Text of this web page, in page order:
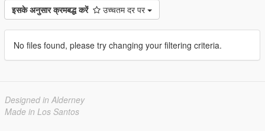
इसके अनुसार क्रमबद्ध करें उच्चतम दर पर
No files found, please try changing your filtering criteria.
Designed in Alderney
Made in Los Santos